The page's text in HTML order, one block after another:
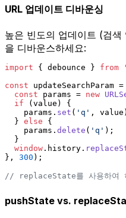
URL 업데이트 디바운싱
높은 빈도의 업데이트 (검
을 디바운스하세요:
import { debounce } from
const updateSearchParam =
const params = new
if (value) {
    params.
set ( 'q' ,
  }
else {
    params.
delete ( 'q' );
  }
window . history .
}, 300 );
// replaceState를 사용하여
pushState vs.